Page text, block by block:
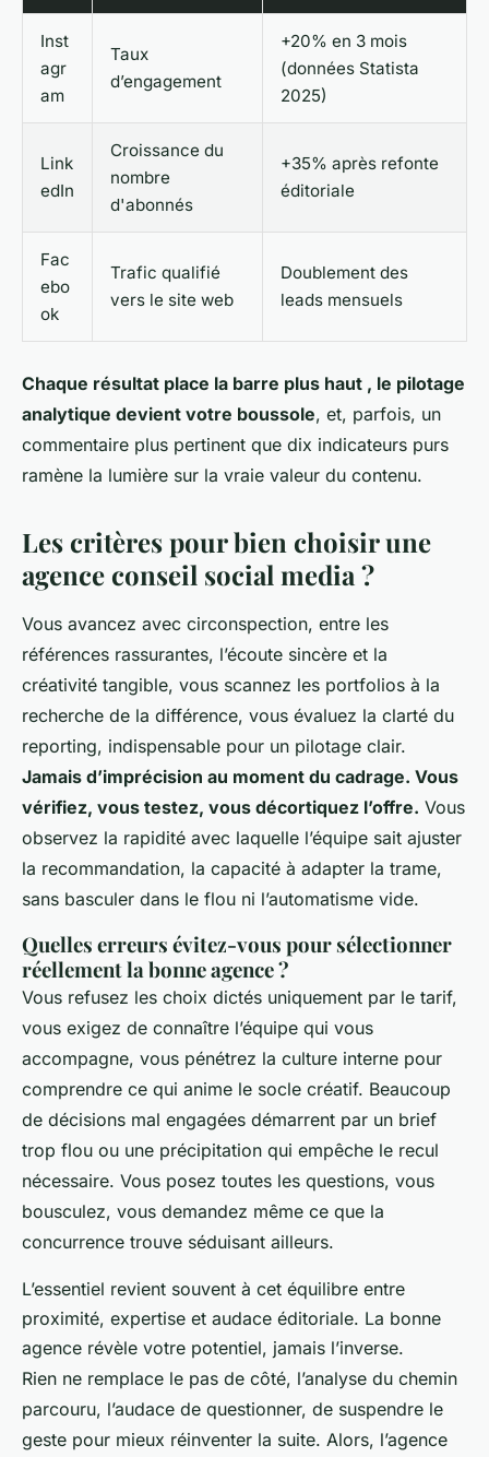
Inst
agr
am
Taux
d’engagement
+20% en 3 mois
(données Statista
2025)
Link
edIn
Croissance du
nombre
d'abonnés
+35% après refonte
éditoriale
Fac
ebo
ok
Trafic qualifié
vers le site web
Doublement des
leads mensuels
Chaque résultat place la barre plus haut , le pilotage
analytique devient votre boussole, et, parfois, un
commentaire plus pertinent que dix indicateurs purs
ramène la lumière sur la vraie valeur du contenu.
Les critères pour bien choisir une
agence conseil social media ?
Vous avancez avec circonspection, entre les
références rassurantes, l’écoute sincère et la
créativité tangible, vous scannez les portfolios à la
recherche de la différence, vous évaluez la clarté du
reporting, indispensable pour un pilotage clair.
Jamais d’imprécision au moment du cadrage. Vous
vérifiez, vous testez, vous décortiquez l’offre. Vous
observez la rapidité avec laquelle l’équipe sait ajuster
la recommandation, la capacité à adapter la trame,
sans basculer dans le flou ni l’automatisme vide.
Quelles erreurs évitez-vous pour sélectionner
réellement la bonne agence ?
Vous refusez les choix dictés uniquement par le tarif,
vous exigez de connaître l’équipe qui vous
accompagne, vous pénétrez la culture interne pour
comprendre ce qui anime le socle créatif. Beaucoup
de décisions mal engagées démarrent par un brief
trop flou ou une précipitation qui empêche le recul
nécessaire. Vous posez toutes les questions, vous
bousculez, vous demandez même ce que la
concurrence trouve séduisant ailleurs.
L’essentiel revient souvent à cet équilibre entre
proximité, expertise et audace éditoriale. La bonne
agence révèle votre potentiel, jamais l’inverse.
Rien ne remplace le pas de côté, l’analyse du chemin
parcouru, l’audace de questionner, de suspendre le
geste pour mieux réinventer la suite. Alors, l’agence